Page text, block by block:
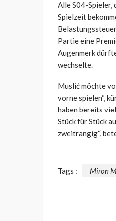
Alle S04-Spieler,
Spielzeit
Partie eine
Augenmerk
wechselte.
Muslić möchte
vorne spielen“,
haben bereits
Stück für Stück
zweitrangig“,
Tags : Miron